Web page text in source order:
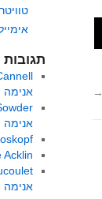
→
טוויטר
אנימה
אנימה
Acklin
אנימה